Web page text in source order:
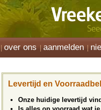
over ons aanmelden
Levertijd en
Onze huidige levertijd